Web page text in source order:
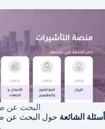
البحث عن
أسئلة الشائعة حول البحث عن